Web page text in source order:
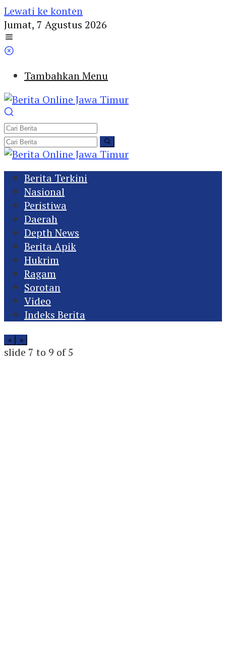
Lewati ke konten
Jumat, 7 Agustus 2026
Tambahkan Menu
Berita Terkini
Nasional
Peristiwa
Daerah
Depth News
Berita Apik
Hukrim
Ragam
Sorotan
Video
Indeks Berita
« »
slide 7 to 9 of 5